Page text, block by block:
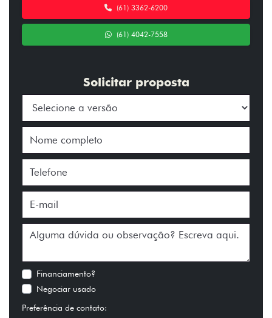
(61) 3362-6200
(61) 4042-7558
Solicitar proposta
Financiamento?
Negociar usado
Preferência de contato: